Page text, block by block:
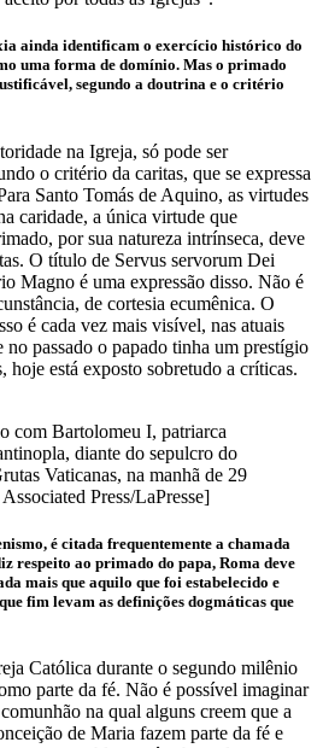
ainda identificam o exercício histórico do
uma forma de domínio. Mas o primado
segundo a doutrina e o critério
na Igreja, só pode ser
o critério da caritas, que se expressa
Santo Tomás de Aquino, as virtudes
caridade, a única virtude que
por sua natureza intrínseca, deve
O título de Servus servorum Dei
Magno é uma expressão disso. Não é
de cortesia ecumênica. O
é cada vez mais visível, nas atuais
no passado o papado tinha um prestígio
hoje está exposto sobretudo a críticas.
com Bartolomeu I, patriarca
diante do sepulcro do
Vaticanas, na manhã de 29
Press/LaPresse]
é citada frequentemente a chamada
respeito ao primado do papa, Roma deve
mais que aquilo que foi estabelecido e
fim levam as definições dogmáticas que
Católica durante o segundo milênio
parte da fé. Não é possível imaginar
na qual alguns creem que a
de Maria fazem parte da fé e